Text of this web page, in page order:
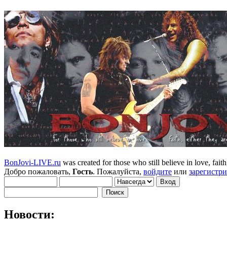
BonJovi-LIVE.ru was created for those who still believe in love,
Добро пожаловать, Гость. Пожалуйста, войдите или
Новости: